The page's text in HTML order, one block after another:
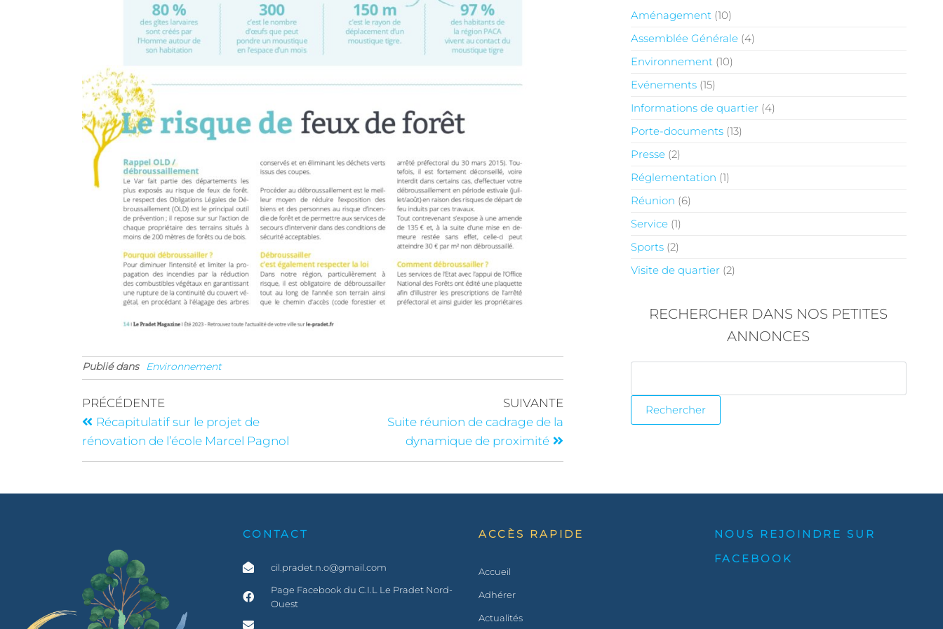
Publié dans Environnement
PRÉCÉDENTE
Récapitulatif sur le projet de
rénovation de l’école Marcel Pagnol
SUIVANTE
Suite réunion de cadrage de la
dynamique de proximité
Aménagement (10)
Assemblée Générale(4)
Environnement (10)
Evénements(15)
Informations de quartier(4)
Porte-documents(13)
Presse(2)
Réglementation (1)
Réunion (6)
Service(1)
Sports(2)
Visite de quartier(2)
RECHERCHER DANS NOS PETITES
ANNONCES
CONTACT
cil.pradet.n.o@gmail.com
Page Facebook du C.I.L Le Pradet Nord-
Ouest
ACCÈS RAPIDE
Accueil
Adhérer
Actualités
NOUS REJOINDRE SUR
FACEBOOK